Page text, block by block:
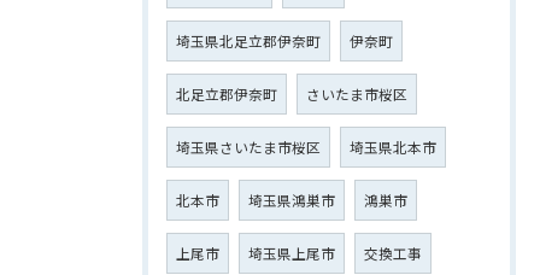
埼玉県北足立郡伊奈町 伊奈町
北足立郡伊奈町 さいたま市桜区
埼玉県さいたま市桜区 埼玉県北本市
北本市 埼玉県鴻巣市 鴻巣市
上尾市 埼玉県上尾市 交換工事